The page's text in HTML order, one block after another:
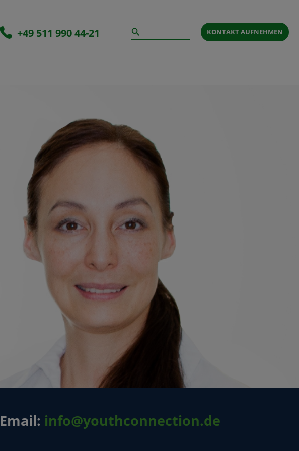
+49 511 990 44-21 Suchen KONTAKT AUFNEHMEN
Email: info@youthconnection.de